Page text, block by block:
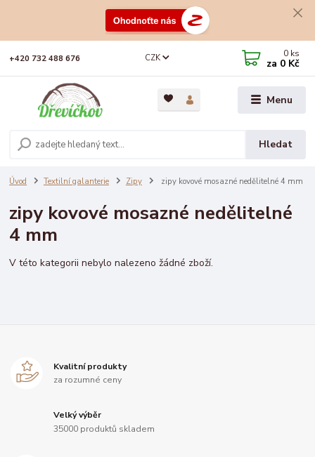
Menu
CZK
Hledat
+420 732 488 676 0 ks
za 0 Kč
Úvod Textilní galanterie Zipy zipy kovové mosazné nedělitelné 4 mm
zipy kovové mosazné nedělitelné
4 mm
V této kategorii nebylo nalezeno žádné zboží.
Kvalitní produkty
za rozumné ceny
Velký výběr
35000 produktů skladem